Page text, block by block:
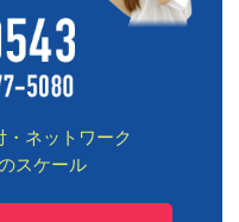
・ネットワーク
スケール